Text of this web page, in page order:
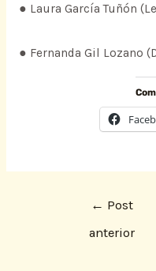
● Laura García Tuñón
● Fernanda Gil Lozano
← Post
anterior